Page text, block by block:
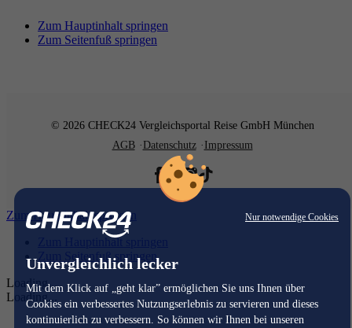
Nur notwendige Cookies
Unvergleichlich lecker
Mit dem Klick auf „geht klar” ermöglichen Sie uns Ihnen über
Cookies ein verbessertes Nutzungserlebnis zu servieren und dieses
kontinuierlich zu verbessern. So können wir Ihnen bei unseren
Zum Hauptinhalt springen
Zum Seitenfuß springen
© 2026 CHECK24 Vergleichsportal Reise GmbH München
AGB
Datenschutz Impressum
Zum Hauptinhalt springen
Zum Hauptinhalt springen
Zum Seitenfuß springen
Loading...
Loading...